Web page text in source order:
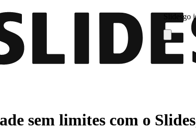
sem limites com o